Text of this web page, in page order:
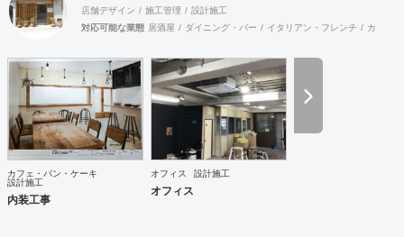
店舗デザイン 施工管理
設計施工
対応可能な業態 居酒屋 ダイニング・バー イタリアン・フレンチ カフェ
カフェ・パン・ケーキ
設計施工
内装工事
オフィス 設計施工
オフィス